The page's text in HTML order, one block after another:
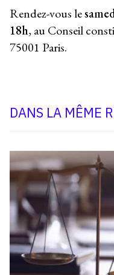
Rendez-vous le
18h, au Conseil
75001 Paris.
DANS LA MÊME